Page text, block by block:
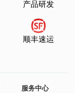
产品研发
顺丰速运
服务中心